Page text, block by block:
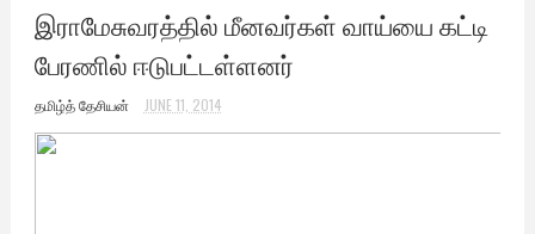
இராமேசுவரத்தில் மீனவர்கள் வாய்யை கட்டி
பேரணில் ஈடுபட்டள்ளனர்
தமிழ்த் தேசியன் JUNE 11, 2014